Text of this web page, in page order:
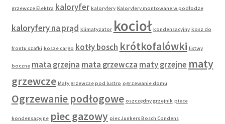
grzewcze Elektra kaloryfer kaloryfery Kaloryfery montowane w podłodze
kaloryfery na prąd klimatyzator kocioł kondensacyjny kosz do
frontu szafki kosze cargo kotły bosch krótkofalówki listwy
boczne mata grzejna mata grzewcza maty grzejne maty
grzewcze Maty grzewcze pod lustro ogrzewanie domu
Ogrzewanie podłogowe oszczędny grzejnik piece
kondensacyjne piec gazowy piec Junkers Bosch Condens